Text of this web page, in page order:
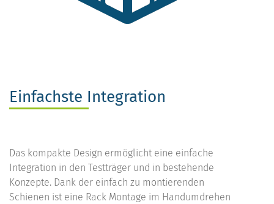
Einfachste Integration
Das kompakte Design ermöglicht eine einfache
Integration in den Testträger und in bestehende
Konzepte. Dank der einfach zu montierenden
Schienen ist eine Rack Montage im Handumdrehen